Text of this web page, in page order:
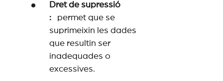
Dret de supressió
: permet que se
suprimeixin les dades
que resultin ser
inadequades o
excessives.